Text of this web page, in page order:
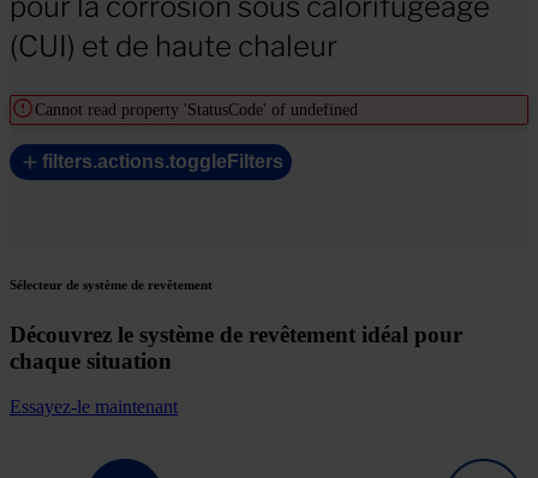
(CUI) et de haute chaleur
Cannot read property 'StatusCode' of undefined
filters.actions.toggleFilters
Sélecteur de système de revêtement
Découvrez le système de revêtement idéal pour
chaque situation
Essayez-le maintenant